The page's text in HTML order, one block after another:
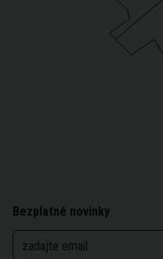
Bezplatné novinky